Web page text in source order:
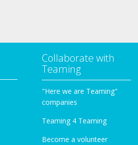
Collaborate with
Teaming
"Here we are Teaming"
companies
Teaming 4 Teaming
Become a volunteer